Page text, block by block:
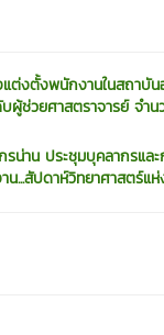
แต่งตั้งพนักงานในสถาบั
ผู้ช่วยศาสตราจารย์ จำน
น่าน ประชุมบุคลากรและ
น...สัปดาห์วิทยาศาสตร์แ